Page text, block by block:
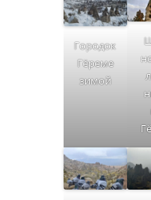
Городок
Гёреме
зимой